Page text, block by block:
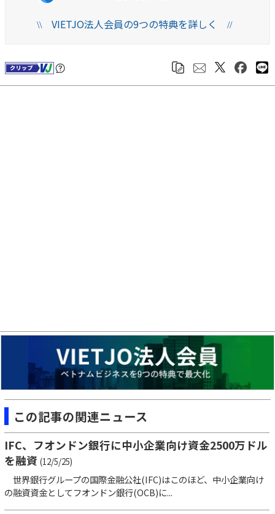
\\VIETJO法人会員の9つの特典を詳しく //
この記事の関連ニュース
IFC、フオンドン銀行に中小企業向け資金2500万ドル
を融資 (12/5/25)
世界銀行グループの国際金融公社(IFC)はこのほど、中小企業向け
の融資資金としてフオンドン銀行(OCB)に...